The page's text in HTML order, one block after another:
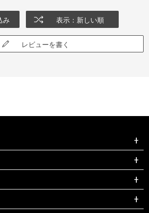
み 表示：新しい順
レビューを書く